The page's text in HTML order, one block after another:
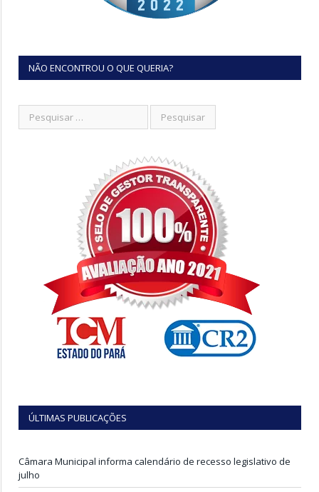
NÃO ENCONTROU O QUE QUERIA?
ÚLTIMAS PUBLICAÇÕES
Câmara Municipal informa calendário de recesso legislativo de
julho